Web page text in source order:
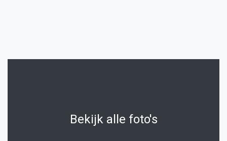
Bekijk alle foto's